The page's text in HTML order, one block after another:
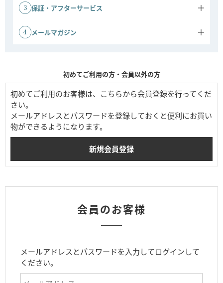
際の色味や質感をお確かめのうえ、安心してお選びいただけます。
※ご請求には事前の会員登録が必要です。
保証・アフターサービス
その他商品 1年保証：その他商品は1年間保証です。
メールマガジン
初めてご利用の方・会員以外の方
初めてご利用のお客様は、こちらから会員登録を行ってくだ
さい。
メールアドレスとパスワードを登録しておくと便利にお買い
物ができるようになります。
会員のお客様
メールアドレスとパスワードを入力してログインして
ください。